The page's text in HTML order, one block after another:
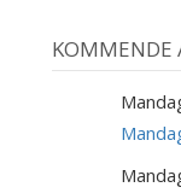
KOMMENDE